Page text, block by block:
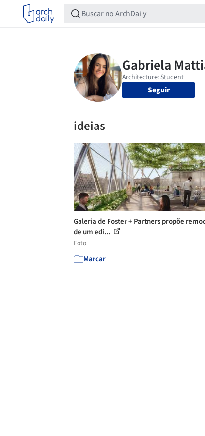
Seguir
ideias
Galeria de Foster + Partners propõe
de um edi...
Foto
Marcar